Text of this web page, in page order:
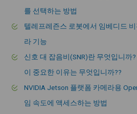
를 선택하는 방법
텔레프레즌스 로봇에서 임베디드
라 기능
신호 대 잡음비(SNR)란 무엇입니까
이 중요한 이유는 무엇입니까??
NVIDIA Jetson 플랫폼 카메라용
임 속도에 액세스하는 방법